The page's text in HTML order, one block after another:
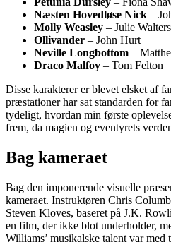
Næsten Hovedløse Nick –
Molly Weasley – Julie Walters
Ollivander – John Hurt
Neville Longbottom –
Draco Malfoy – Tom Felton
Disse karakterer er blevet elsket af
præstationer har sat standarden for
tydeligt, hvordan min første
frem, da magien og eventyrets
Bag kameraet
Bag den imponerende visuelle
kameraet. Instruktøren Chris
Steven Kloves, baseret på J.K.
en film, der ikke blot underholder,
Williams’ musikalske talent var